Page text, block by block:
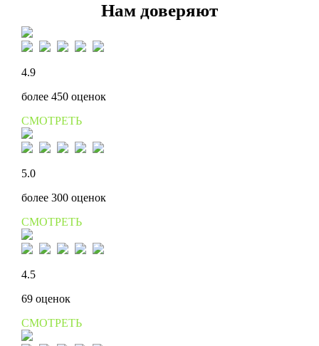
Нам доверяют
4.9
более 450 оценок
СМОТРЕТЬ
5.0
более 300 оценок
СМОТРЕТЬ
4.5
69 оценок
СМОТРЕТЬ